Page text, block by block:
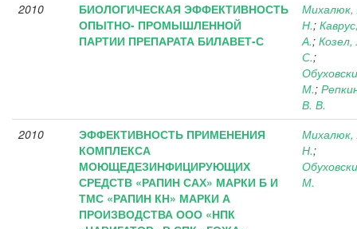
2010
БИОЛОГИЧЕСКАЯ ЭФФЕКТИВНОСТЬ
ОПЫТНО- ПРОМЫШЛЕННОЙ
ПАРТИИ ПРЕПАРАТА БИЛАВЕТ-С
Михалюк,
Н.;
А.;
С.;
М.;
В. В.
2010
ЭФФЕКТИВНОСТЬ ПРИМЕНЕНИЯ
КОМПЛЕКСА
МОЮЩЕДЕЗИНФИЦИРУЮЩИХ
СРЕДСТВ «РАПИН САХ» МАРКИ Б И
ТМС «РАПИН КН» МАРКИ А
ПРОИЗВОДСТВА ООО «НПК
Михалюк,
Н.;
М.